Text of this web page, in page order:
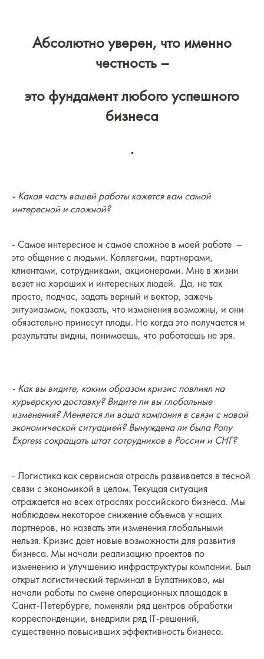
Абсолютно уверен, что именно
честность –
это фундамент любого успешного
бизнеса
.
- Какая часть вашей работы кажется вам самой
интересной и сложной?
- Самое интересное и самое сложное в моей работе –
это общение с людьми. Коллегами, партнерами,
клиентами, сотрудниками, акционерами. Мне в жизни
везет на хороших и интересных людей. Да, не так
просто, подчас, задать верный и вектор, зажечь
энтузиазмом, показать, что изменения возможны, и они
обязательно принесут плоды. Но когда это получается и
результаты видны, понимаешь, что работаешь не зря.
- Как вы видите, каким образом кризис повлиял на
курьерскую доставку? Видите ли вы глобальные
изменения? Меняется ли ваша компания в связи с новой
экономической ситуацией? Вынуждена ли была Pony
Express сокращать штат сотрудников в России и СНГ?
- Логистика как сервисная отрасль развивается в тесной
связи с экономикой в целом. Текущая ситуация
отражается на всех отраслях российского бизнеса. Мы
наблюдаем некоторое снижение объемов у наших
партнеров, но назвать эти изменения глобальными
нельзя. Кризис дает новые возможности для развития
бизнеса. Мы начали реализацию проектов по
изменению и улучшению инфраструктуры компании. Был
открыт логистический терминал в Булатниково, мы
начали работы по смене операционных площадок в
Санкт-Петербурге, поменяли ряд центров обработки
корреспонденции, внедрили ряд IT-решений,
существенно повысивших эффективность бизнеса.